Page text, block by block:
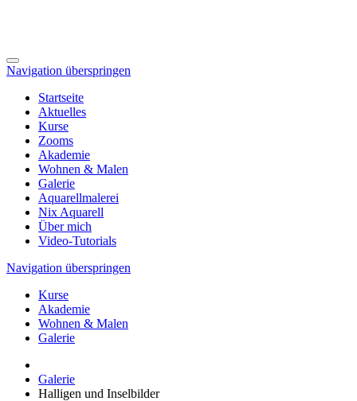
Navigation überspringen
Startseite
Aktuelles
Kurse
Zooms
Akademie
Wohnen & Malen
Galerie
Aquarellmalerei
Nix Aquarell
Über mich
Video-Tutorials
Navigation überspringen
Kurse
Akademie
Wohnen & Malen
Galerie
Galerie
Halligen und Inselbilder